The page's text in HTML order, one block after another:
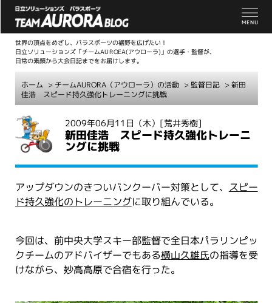
世界の頂点をめざし、パラスポーツの裾野を広げたい！
日立ソリューションズ「チームAUROEA(アウローラ)」の選手・監督が、
日常の素顔から大会日記までをお届けします。
ホーム > チームAURORA（アウローラ）の活動 > 監督日記 > 新田
佳浩 スピード持久強化トレーニングに挑戦
2009年06月11日（木） [荒井秀樹]
新田佳浩 スピード持久強化トレーニ
ングに挑戦
アップダウンのきついバンクーバー対策として、 スピー
ド持久強化のトレーニングに取り組んでいる。
今回は、前中央大学スキー部監督で全日本パラリンピッ
クチームのアドバイザーでもある横山久雄氏の指導を受
けながら、妙高高原で合宿を行った。